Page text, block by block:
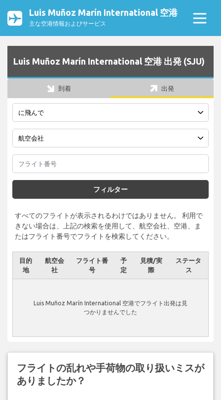
Luis Muñoz Marín International 空港
主な空港情報およびサービス
Luis Muñoz Marín International 空港 出発 (SJU)
到着 出発
フィルター
すべてのフライトが表示されるわけではありません。 利用で
きない場合は、上記の検索を使用して、航空会社、空港、ま
たはフライト番号でフライトを検索してください。
目的
地
航空会
社
フライト番
号
予
定
見積/実
際
ステータ
ス
Luis Muñoz Marín International 空港でフライト出発は見
つかりませんでした
フライトの乱れや手荷物の取り扱いミスが
ありましたか？